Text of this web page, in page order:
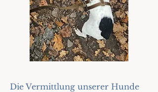
Die Vermittlung unserer Hunde